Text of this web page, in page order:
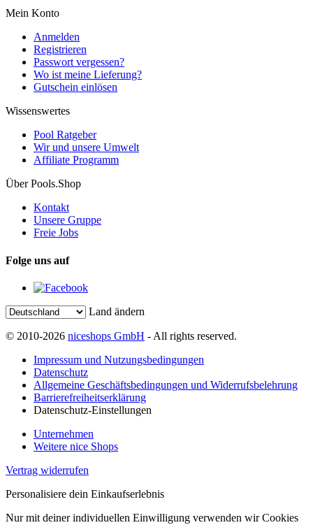
Mein Konto
Anmelden
Registrieren
Passwort vergessen?
Wo ist meine Lieferung?
Gutschein einlösen
Wissenswertes
Pool Ratgeber
Wir und unsere Umwelt
Affiliate Programm
Über Pools.Shop
Kontakt
Unsere Gruppe
Freie Jobs
Folge uns auf
Land ändern
© 2010-2026 niceshops GmbH - All rights reserved.
Impressum und Nutzungsbedingungen
Datenschutz
Allgemeine Geschäftsbedingungen und Widerrufsbelehrung
Barrierefreiheitserklärung
Datenschutz-Einstellungen
Unternehmen
Weitere nice Shops
Vertrag widerrufen
Personalisiere dein Einkaufserlebnis
Nur mit deiner individuellen Einwilligung verwenden wir Cookies